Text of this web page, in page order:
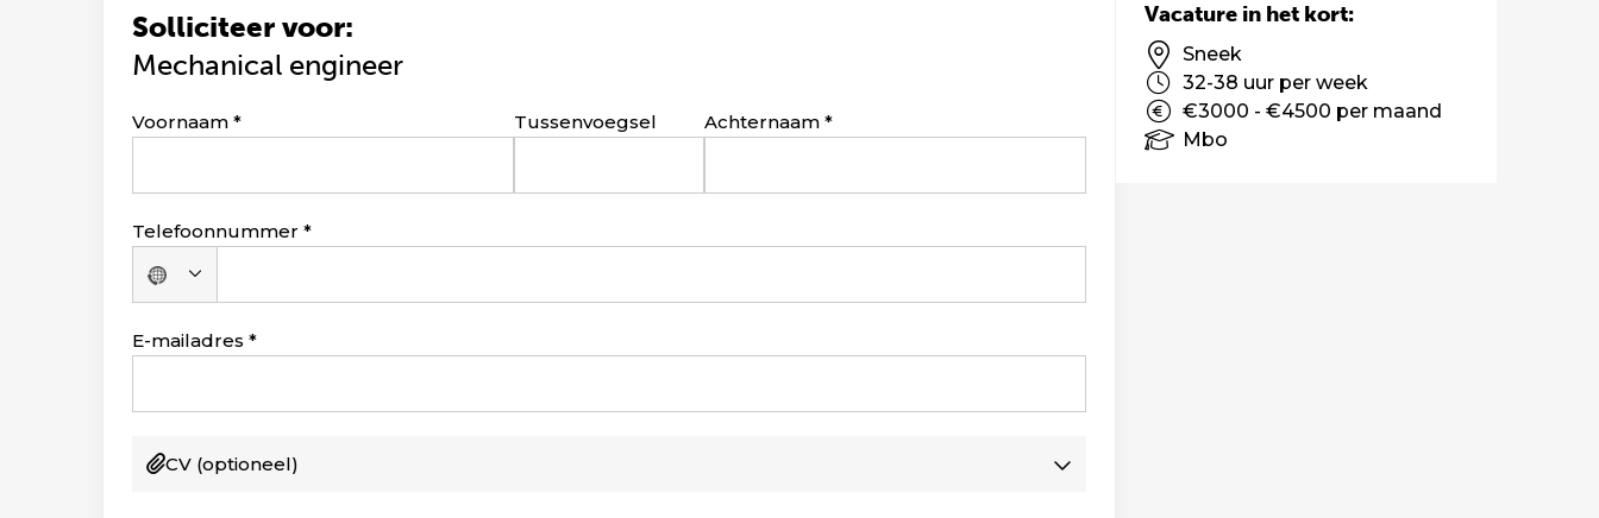
Solliciteer voor:
Mechanical engineer
Leave
Voornaam Tussenvoegsel Achternaam
Telefoonnummer
Geen
land
geselecteerd
E-mailadres
CV (optioneel)
Vacature in het kort:
Sneek
32-38 uur per week
€3000 - €4500 per maand
Mbo